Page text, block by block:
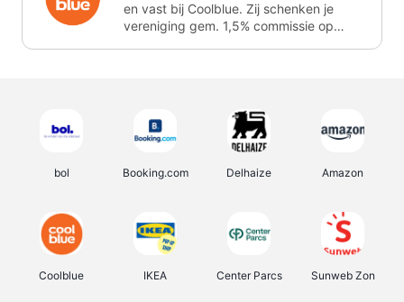
en vast bij Coolblue. Zij schenken je
vereniging gem. 1,5% commissie op
bol Booking.com Delhaize Amazon
Coolblue IKEA Center Parcs Sunweb Zon